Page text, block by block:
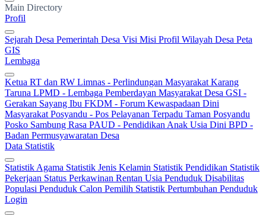
Main Directory
Profil
Sejarah Desa Pemerintah Desa Visi Misi Profil Wilayah Desa Peta
GIS
Lembaga
Ketua RT dan RW Limnas - Perlindungan Masyarakat Karang
Taruna LPMD - Lembaga Pemberdayan Masyarakat Desa GSI -
Gerakan Sayang Ibu FKDM - Forum Kewaspadaan Dini
Masyarakat Posyandu - Pos Pelayanan Terpadu Taman Posyandu
Posko Sambung Rasa PAUD - Pendidikan Anak Usia Dini BPD -
Badan Permusyawaratan Desa
Data Statistik
Statistik Agama Statistik Jenis Kelamin Statistik Pendidikan Statistik
Pekerjaan Status Perkawinan Rentan Usia Penduduk Disabilitas
Populasi Penduduk Calon Pemilih Statistik Pertumbuhan Penduduk
Login